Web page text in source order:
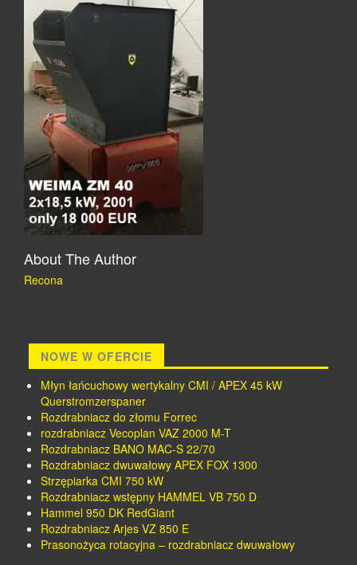
About The Author
Recona
NOWE W OFERCIE
Młyn łańcuchowy wertykalny CMI / APEX 45 kW
Querstromzerspaner
Rozdrabniacz do złomu Forrec
rozdrabniacz Vecoplan VAZ 2000 M-T
Rozdrabniacz BANO MAC-S 22/70
Rozdrabniacz dwuwałowy APEX FOX 1300
Strzępiarka CMI 750 kW
Rozdrabniacz wstępny HAMMEL VB 750 D
Hammel 950 DK RedGiant
Rozdrabniacz Arjes VZ 850 E
Prasonożyca rotacyjna – rozdrabniacz dwuwałowy